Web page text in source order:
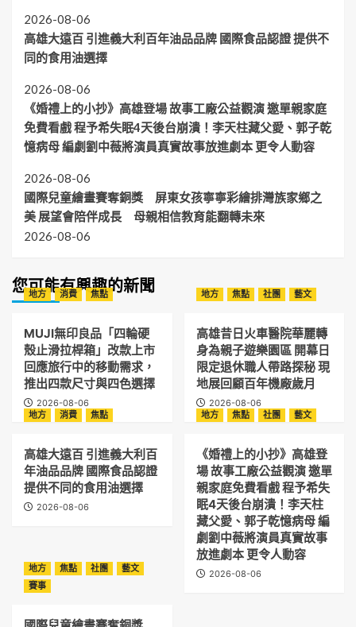
2026-08-06
高雄大遠百 引進義大利百年油品品牌 國際食品認證 提供不
同的食用油選擇
2026-08-06
《婚禮上的小抄》高雄登場 故事工廠公益觀演 邀單親家庭
免費看戲 程予希失眠4天後台崩潰！李天柱藏父愛、郭子乾
憶病母 編劇劉中薇將演員真實故事放進劇本 更令人動容
2026-08-06
國際兒童繪畫賽奪銅獎 屏東女孩寧寧彩繪排灣族家鄉之
美 展望會陪伴成長 母親相信教育能翻轉未來
2026-08-06
您可能有興趣的新聞
地方 消費 焦點
MUJI無印良品「四輪硬
殼止滑拉桿箱」改款上市
回應旅行中的移動需求，
推出四款尺寸與四色選擇
2026-08-06
地方 焦點 社團 藝文
高雄昔日火車醫院華麗轉
身為親子遊樂園區 開幕日
限定退休職人帶路探秘 現
地展回顧百年機廠歲月
2026-08-06
地方
消費 焦點
高雄大遠百 引進義大利百
年油品品牌 國際食品認證
提供不同的食用油選擇
2026-08-06
地方 焦點 社團 藝文
《婚禮上的小抄》高雄登
場 故事工廠公益觀演 邀單
親家庭免費看戲 程予希失
眠4天後台崩潰！李天柱
藏父愛、郭子乾憶病母 編
劇劉中薇將演員真實故事
放進劇本 更令人動容
2026-08-06
地方 焦點 社團
藝文
賽事